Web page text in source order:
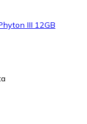
III 12GB